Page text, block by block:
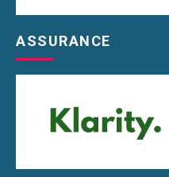
ASSURANCE